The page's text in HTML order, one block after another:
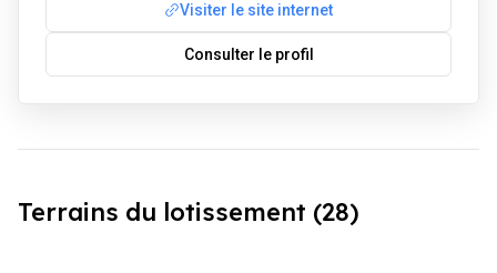
Visiter le site internet
Consulter le profil
Terrains du lotissement (28)